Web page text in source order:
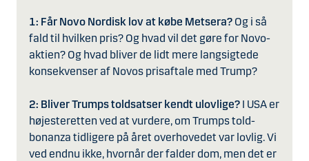
1: Får Novo Nordisk lov at købe Metsera? Og i så
fald til hvilken pris? Og hvad vil det gøre for Novo-
aktien? Og hvad bliver de lidt mere langsigtede
konsekvenser af Novos prisaftale med Trump?
2: Bliver Trumps toldsatser kendt ulovlige? I USA er
højesteretten ved at vurdere, om Trumps told-
bonanza tidligere på året overhovedet var lovlig. Vi
ved endnu ikke, hvornår der falder dom, men det er